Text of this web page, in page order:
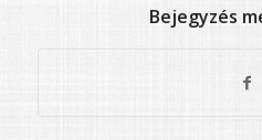
Bejegyzés